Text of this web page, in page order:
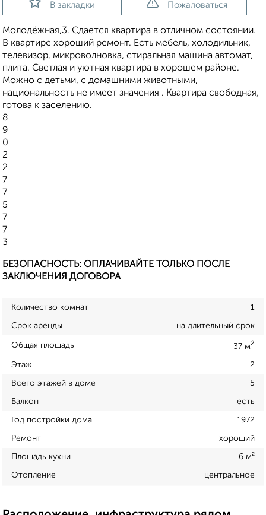
В закладки Пожаловаться
Молодёжная,3. Сдается квартира в отличном состоянии.
В квартире хороший ремонт. Есть мебель, холодильник,
телевизор, микроволновка, стиральная машина автомат,
плита. Светлая и уютная квартира в хорошем районе.
Можно с детьми, с домашними животными,
национальность не имеет значения . Квартира свободная,
готова к заселению.
8
9
0
2
2
7
7
5
7
7
3
БЕЗОПАСНОСТЬ: ОПЛАЧИВАЙТЕ ТОЛЬКО ПОСЛЕ
ЗАКЛЮЧЕНИЯ ДОГОВОРА
Количество комнат 1
Срок аренды на длительный срок
Общая площадь 37 м2
Этаж 2
Всего этажей в доме 5
Балкон есть
Год постройки дома 1972
Ремонт хороший
Площадь кухни 6 м²
Отопление центральное